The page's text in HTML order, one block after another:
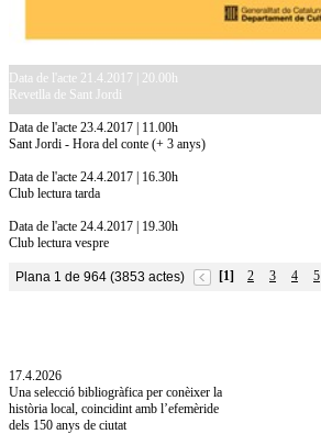
Data de l'acte 21.4.2017 | 20.00h
Revetlla de Sant Jordi
Data de l'acte 23.4.2017 | 11.00h
Sant Jordi - Hora del conte (+ 3 anys)
Data de l'acte 24.4.2017 | 16.30h
Club lectura tarda
Data de l'acte 24.4.2017 | 19.30h
Club lectura vespre
Plana 1 de 964 (3853 actes) [1] 2 3 4 5
17.4.2026
Una selecció bibliogràfica per conèixer la
història local, coincidint amb l’efemèride
dels 150 anys de ciutat